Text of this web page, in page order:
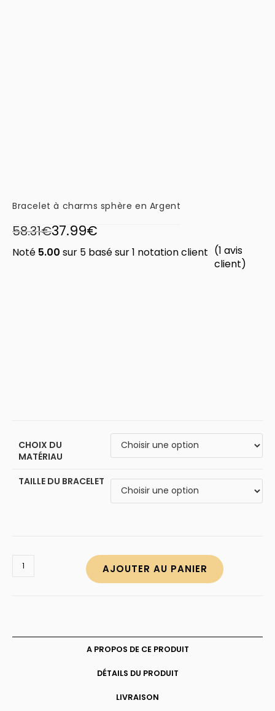
Bracelet à charms sphère en Argent
58.31€37.99€
Noté 5.00 sur 5 basé sur1 notation client (1 avis
client)
CHOIX DU
MATÉRIAU
TAILLE DU BRACELET
Argent
AJOUTER AU PANIER
A PROPOS DE CE PRODUIT
DÉTAILS DU PRODUIT
LIVRAISON